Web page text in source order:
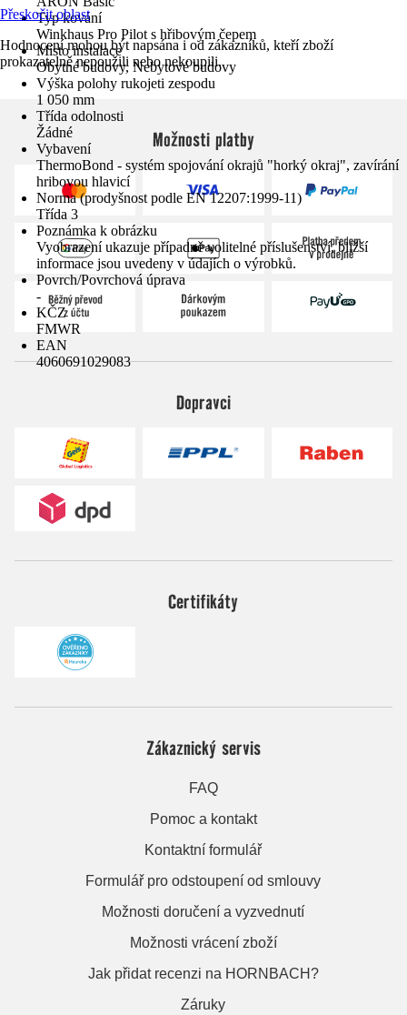
Typ kování
Winkhaus Pro Pilot s hřibovým čepem
Místo instalace
Obytné budovy, Nebytové budovy
Výška polohy rukojeti zespodu
1 050 mm
Třída odolnosti
Žádné
Vybavení
ThermoBond - systém spojování okrajů "horký okraj", zavírání
hribovou hlavicí
Norma (prodyšnost podle EN 12207:1999-11)
Třída 3
Poznámka k obrázku
Vyobrazení ukazuje případně volitelné příslušenství, bližší
informace jsou uvedeny v údajích o výrobků.
Povrch/Povrchová úprava
-
KČZ
FMWR
EAN
4060691029083
Přeskočit oblast
Hodnocení mohou být napsána i od zákazníků, kteří zboží
prokazatelně nepoužili nebo nekoupili.
Možnosti platby
Dopravci
Certifikáty
Zákaznický servis
FAQ
Pomoc a kontakt
Kontaktní formulář
Formulář pro odstoupení od smlouvy
Možnosti doručení a vyzvednutí
Možnosti vrácení zboží
Jak přidat recenzi na HORNBACH?
Záruky